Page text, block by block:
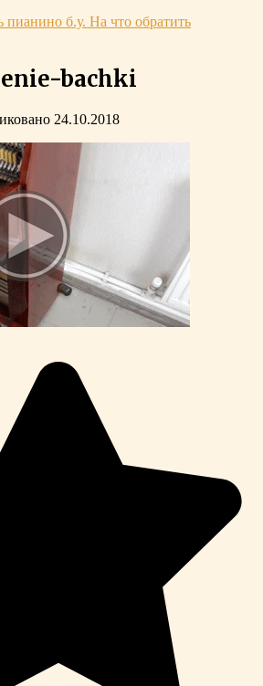
пианино б.у. На что обратить
bachki
24.10.2018